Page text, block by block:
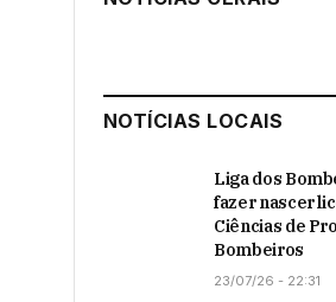
NOTÍCIAS LOCAIS
Liga dos
fazer nascer
Ciências de
Bombeiros
23/07/26 - 22:31